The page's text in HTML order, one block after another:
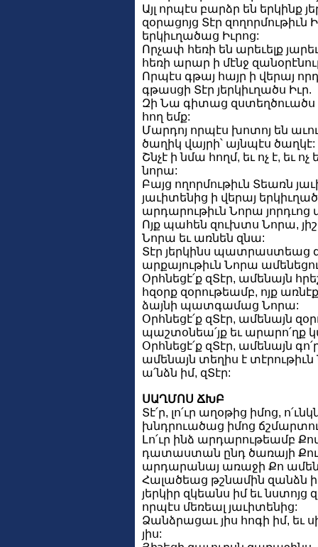
Այլ որպէս բարձր են երկինք
զօրացոյց Տէր զողորմութիւն
երկիւղածաց Իւրոց:
Որչափ հեռի են արեւելք
հեռի արար ի մէնջ
Որպէս գթայ հայր ի վերայ
գթասցի Տէր յերկիւղածս Իւր.
Զի Նա գիտաց զստեղծուածս
հող եմք:
Մարդոյ որպէս խոտոյ են
ծաղիկ վայրի՝ այնպէս ծաղկէ:
Շնչէ ի նմա հողմ, եւ ոչ է, եւ
նորա:
Բայց ողորմութիւն Տեառն
յաւիտենից ի վերայ
արդարութիւն Նորա յորդւոց
Ոյք պահեն զուխտս Նորա,
Նորա եւ առնեն զնա:
Տէր յերկինս պատրաստեաց
արքայութիւն Նորա
Օրհնեցէ՛ք զՏէր, ամենայն
հզօրք զօրութեամբ, ոյք
ձայնի պատգամաց Նորա:
Օրհնեցէ՛ք զՏէր, ամենայն
պաշտօնեա՛յք եւ արարո՛ղք
Օրհնեցէ՛ք զՏէր, ամենայն
ամենայն տեղիս է
ա՛նձն իմ, զՏէր:
ՍԱՂՄՈՍ ՃԽԲ
Տէ՛ր, լո՛ւր աղօթից իմոց,
խնդրուածաց իմոց
Լո՛ւր ինձ արդարութեամբ
դատաստան ընդ ծառայի
արդարանայ առաջի Քո
Հալածեաց թշնամին զանձն
յերկիր զկեանս իմ եւ
որպէս մեռեալ յաւիտենից:
Ձանձրացաւ յիս հոգի իմ, եւ
յիս: